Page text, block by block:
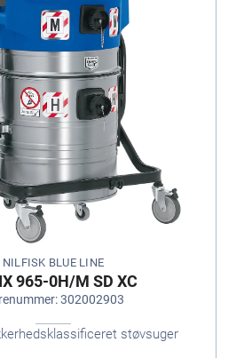
NILFISK BLUE LINE
965-0H/M SD XC
302002903
støvsuger